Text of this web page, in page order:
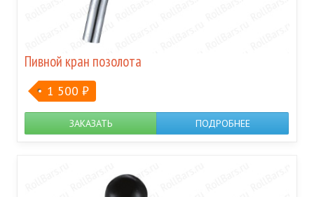
Пивной кран позолота
1 500 ₽
ЗАКАЗАТЬ ПОДРОБНЕЕ